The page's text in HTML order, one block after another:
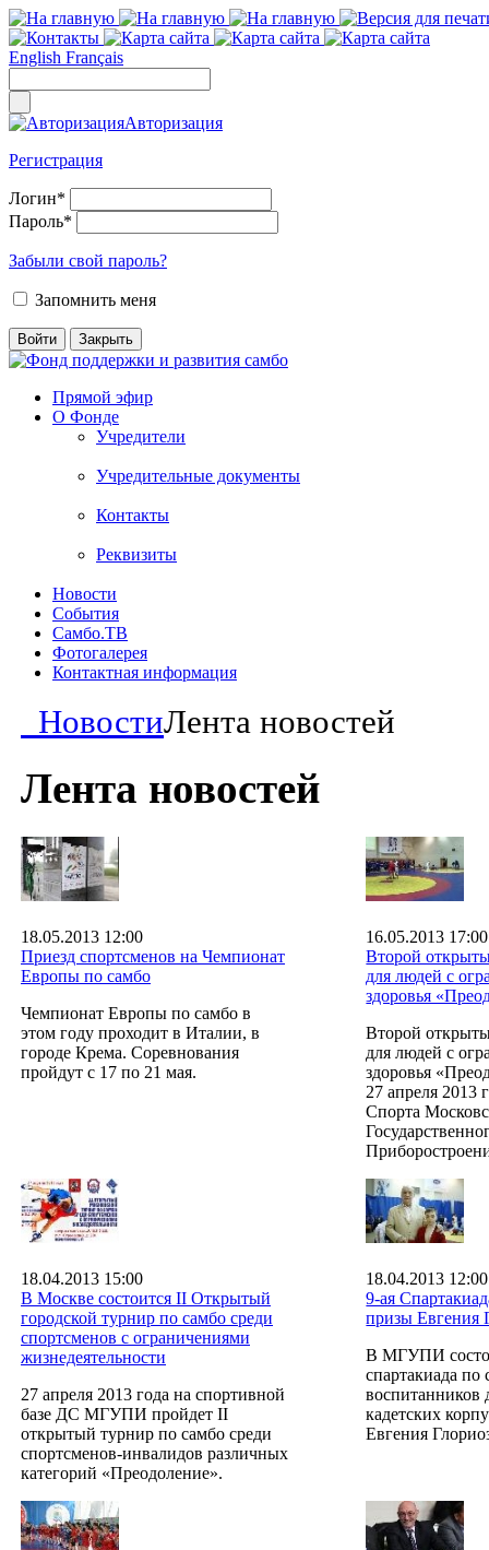
English Français
Авторизация
Регистрация
Логин*
Пароль*
Забыли свой пароль?
Запомнить меня
Прямой эфир
О Фонде
Учредители
Учредительные документы
Контакты
Реквизиты
Новости
События
Самбо.ТВ
Фотогалерея
Контактная информация
НовостиЛента новостей
Лента новостей
18.05.2013 12:00
Приезд спортсменов на Чемпионат
Европы по самбо
Чемпионат Европы по самбо в
этом году проходит в Италии, в
городе Крема. Соревнования
пройдут с 17 по 21 мая.
16.05.2013 17:00
Второй
для людей с
здоровья
Второй
для людей с
здоровья
27 апреля 2013
Спорта
18.04.2013 15:00
В Москве состоится II Открытый
городской турнир по самбо среди
спортсменов с ограничениями
жизнедеятельности
27 апреля 2013 года на спортивной
базе ДС МГУПИ пройдет II
открытый турнир по самбо среди
спортсменов-инвалидов различных
категорий «Преодоление».
18.04.2013 12:00
9-ая
призы Евгения
В МГУПИ
спартакиада по
воспитанников
кадетских
Евгения